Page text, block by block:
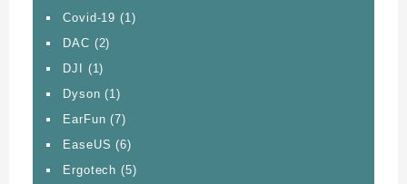
Covid-19 (1)
DAC (2)
DJI (1)
Dyson (1)
EarFun (7)
EaseUS (6)
Ergotech (5)